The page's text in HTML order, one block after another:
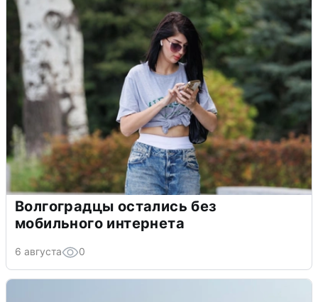
Волгоградцы остались без
мобильного интернета
6 августа 0